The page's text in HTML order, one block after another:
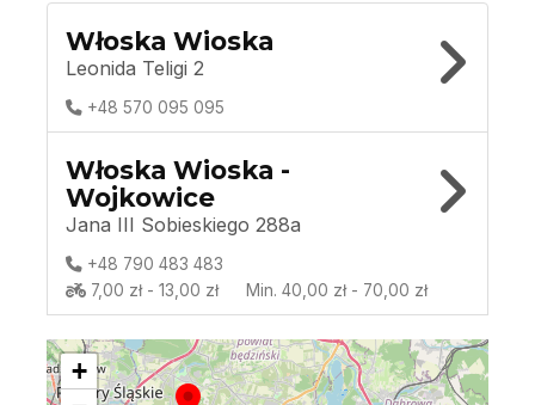
Włoska Wioska
Leonida Teligi 2
+48 570 095 095
Włoska Wioska -
Wojkowice
Jana III Sobieskiego 288a
+48 790 483 483
7,00 zł - 13,00 zł
Min. 40,00 zł - 70,00 zł
+